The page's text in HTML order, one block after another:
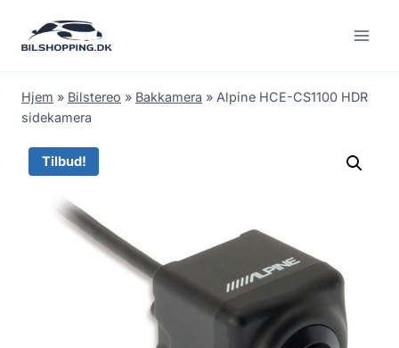
Hjem » Bilstereo » Bakkamera » Alpine HCE-CS1100 HDR
sidekamera
Tilbud!